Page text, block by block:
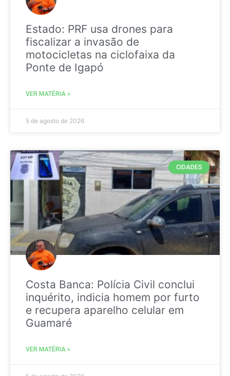
Estado: PRF usa drones para
fiscalizar a invasão de
motocicletas na ciclofaixa da
Ponte de Igapó
VER MATÉRIA »
5 de agosto de 2026
CIDADES
Costa Banca: Polícia Civil conclui
inquérito, indicia homem por furto
e recupera aparelho celular em
Guamaré
VER MATÉRIA »